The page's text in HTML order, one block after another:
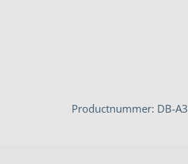
Productnummer: DB-